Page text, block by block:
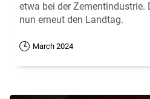
etwa bei der
nun erneut den Landtag.
March 2024